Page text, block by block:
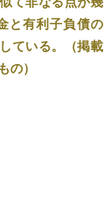
と有利子負債の
ている。（掲載
の）